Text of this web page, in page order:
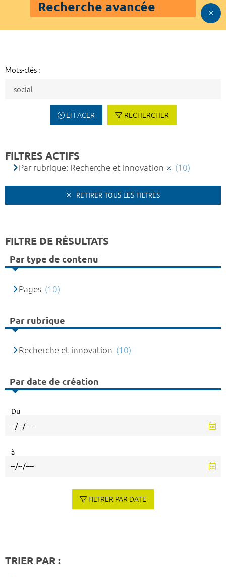
Recherche avancée
Mots-clés :
EFFACER RECHERCHER
FILTRES ACTIFS
Par rubrique: Recherche et innovation (10)
RETIRER TOUS LES FILTRES
FILTRE DE RÉSULTATS
Par type de contenu
Pages (10)
Par rubrique
Recherche et innovation (10)
Par date de création
Du
à
FILTRER PAR DATE
TRIER PAR :